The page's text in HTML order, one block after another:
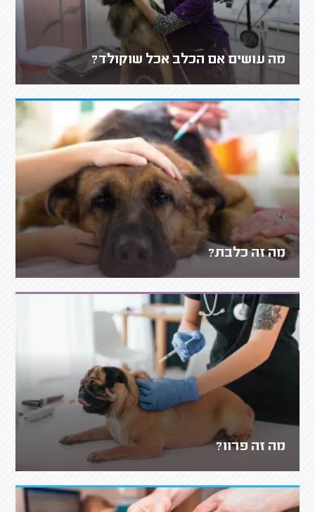
מה עושים אם הכלב אכל שוקולד?
מה זה כלבת?
מה זה פרוו?